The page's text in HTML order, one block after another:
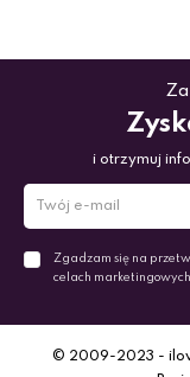
i otrzymuj
Zgadzam się na
celach
© 2009-2023 -